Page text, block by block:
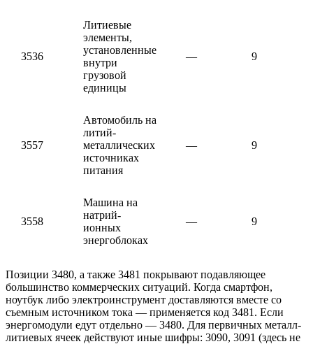
3536
Литиевые
элементы,
установленные
внутри
грузовой
единицы
— 9
3557
Автомобиль на
литий-
металлических
источниках
питания
— 9
3558
Машина на
натрий-
ионных
энергоблоках
— 9
Позиции 3480, а также 3481 покрывают подавляющее
большинство коммерческих ситуаций. Когда смартфон,
ноутбук либо электроинструмент доставляются вместе со
съемным источником тока — применяется код 3481. Если
энергомодули едут отдельно — 3480. Для первичных металл-
литиевых ячеек действуют иные шифры: 3090, 3091 (здесь не